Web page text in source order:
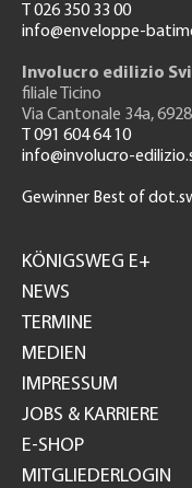
T 026 350 33 00
info@enveloppe-
Involucro edilizio
filiale Ticino
Via Cantonale 34a,
T 091 604 64 10
info@involucro-
Gewinner Best of
GH
KÖNIGSWEG E+
NEWS
TERMINE
MEDIEN
IMPRESSUM
JOBS & KARRIERE
E-SHOP
MITGLIEDERLOGIN